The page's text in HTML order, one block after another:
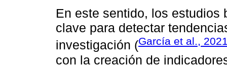
En este sentido, los estudios
clave para detectar
investigación (García et al.,
con la creación de